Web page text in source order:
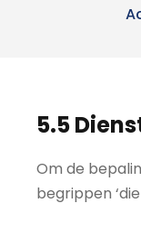
5.5
Om de
begrippen